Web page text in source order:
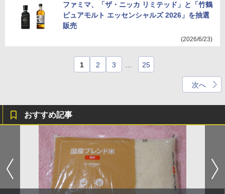
ファミマ、「ザ・ニッカ リミテッド」と「竹鶴
ピュアモルト エッセンシャルズ 2026」を抽選
販売
(2026/6/23)
1 2 3 25
次へ
おすすめ記事